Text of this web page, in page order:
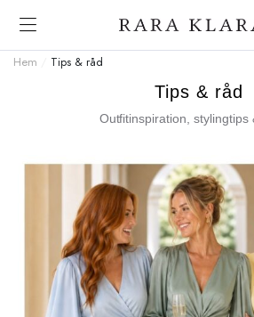
Hem Tips & råd
Tips & råd
Outfitinspiration, stylingtips